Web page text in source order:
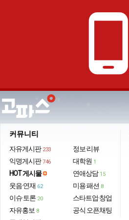
phone_android
커뮤니티
자유게시판 233
익명게시판 746
HOT 게시물
웃음·연재 62
이슈·토론 20
자유홍보 8
정보·리뷰
대학원 1
연애상담 15
미용·패션 8
스타트업·창업
공식 오픈채팅